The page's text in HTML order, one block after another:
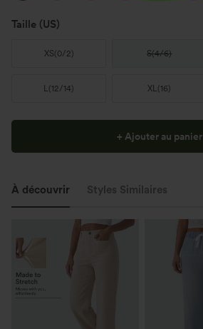
Taille (US)
XS(0/2) S(4/6)
L(12/14) XL(16)
+ Ajouter au panier
À découvrir Styles Similaires